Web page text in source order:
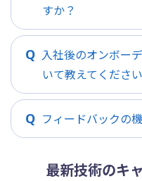
すか？
入社後のオンボー
いて教えてください
フィードバックの
最新技術のキ